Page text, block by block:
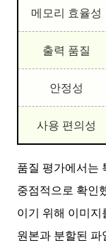
메모리 효율성
출력 품질
안정성
사용 편의성
품질 평가에서는
중점적으로 확인
이기 위해 이미
원본과 분할된